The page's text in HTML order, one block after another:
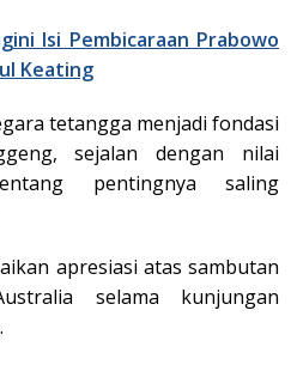
Isi Pembicaraan Prabowo
Keating
tetangga menjadi fondasi
sejalan dengan nilai
pentingnya saling
apresiasi atas sambutan
selama kunjungan